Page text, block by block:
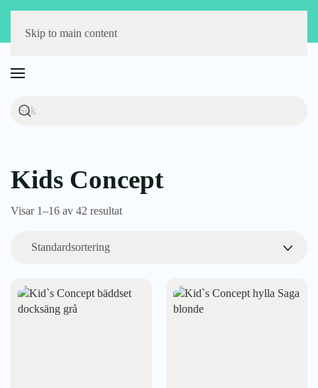
Skip to main content
Kids Concept
Visar 1–16 av 42 resultat